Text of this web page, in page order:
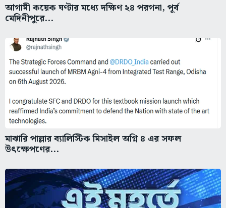
আগামী কয়েক ঘণ্টার মধ্যে দক্ষিণ ২৪ পরগনা, পূর্ব
মেদিনীপুরে...
মাঝারি পাল্লার ব্যালিস্টিক মিসাইল অগ্নি ৪ এর সফল
উৎক্ষেপণের...